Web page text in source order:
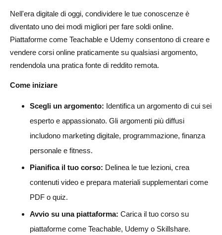
Nell'era digitale di oggi, condividere le tue conoscenze è
diventato uno dei modi migliori per fare soldi online.
Piattaforme come Teachable e Udemy consentono di creare e
vendere corsi online praticamente su qualsiasi argomento,
rendendola una pratica fonte di reddito remota.
Come iniziare
Scegli un argomento: Identifica un argomento di cui sei
esperto e appassionato. Gli argomenti più diffusi
includono marketing digitale, programmazione, finanza
personale e fitness.
Pianifica il tuo corso: Delinea le tue lezioni, crea
contenuti video e prepara materiali supplementari come
PDF o quiz.
Avvio su una piattaforma: Carica il tuo corso su
piattaforme come Teachable, Udemy o Skillshare.